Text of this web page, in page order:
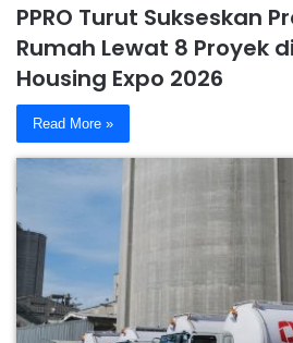
PPRO Turut Sukseskan
Rumah Lewat 8 Proyek
Housing Expo 2026
Read More »